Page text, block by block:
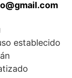
establecido